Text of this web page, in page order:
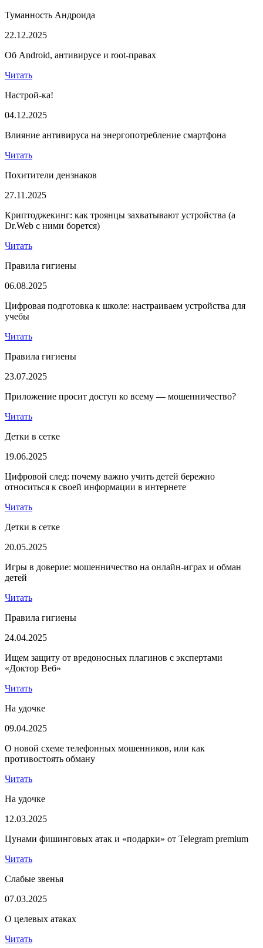
Туманность Андроида
22.12.2025
Об Android, антивирусе и root-правах
Читать
Настрой-ка!
04.12.2025
Влияние антивируса на энергопотребление смартфона
Читать
Похитители дензнаков
27.11.2025
Криптоджекинг: как троянцы захватывают устройства (а
Dr.Web с ними борется)
Читать
Правила гигиены
06.08.2025
Цифровая подготовка к школе: настраиваем устройства для
учебы
Читать
Правила гигиены
23.07.2025
Приложение просит доступ ко всему — мошенничество?
Читать
Детки в сетке
19.06.2025
Цифровой след: почему важно учить детей бережно
относиться к своей информации в интернете
Читать
Детки в сетке
20.05.2025
Игры в доверие: мошенничество на онлайн-играх и обман
детей
Читать
Правила гигиены
24.04.2025
Ищем защиту от вредоносных плагинов с экспертами
«Доктор Веб»
Читать
На удочке
09.04.2025
О новой схеме телефонных мошенников, или как
противостоять обману
Читать
На удочке
12.03.2025
Цунами фишинговых атак и «подарки» от Telegram premium
Читать
Слабые звенья
07.03.2025
О целевых атаках
Читать